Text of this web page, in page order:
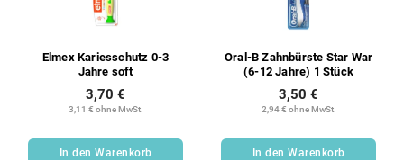
Elmex Kariesschutz 0-3
Jahre soft
3,11 € ohne MwSt.
3,70 €
In den Warenkorb
Oral-B Zahnbürste Star War
(6-12 Jahre) 1 Stück
2,94 € ohne MwSt.
3,50 €
In den Warenkorb